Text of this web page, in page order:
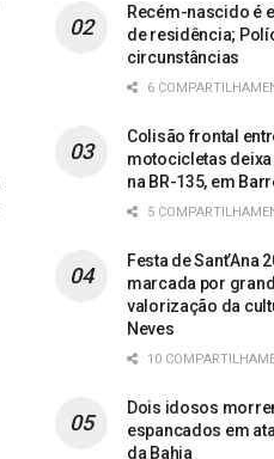
Recém-nascido é
de residência;
circunstâncias
6
Colisão frontal
motocicletas
na BR-135, em
5
Festa de Sant’Ana
marcada por
valorização da
Neves
10
Dois idosos
espancados em
da Bahia